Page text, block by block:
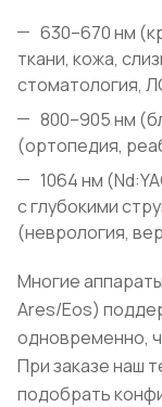
630–670 нм
ткани, кожа,
стоматология,
800–905 нм
(ортопедия,
1064 нм
с глубокими
(неврология,
Многие
Ares/Eos)
одновременно,
При заказе наш
подобрать